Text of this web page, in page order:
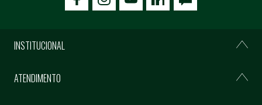
icon-facebookicon-social02icon-social03
INSTITUCIONAL
ATENDIMENTO